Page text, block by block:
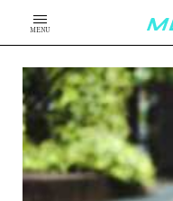
MENU